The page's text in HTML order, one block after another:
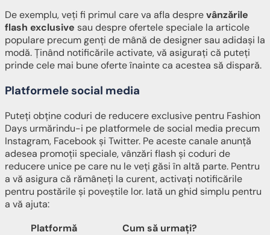
De exemplu, veți fi primul care va afla desprevânzările
flash exclusive sau despre ofertele speciale la articole
populare precum genți de mână de designer sau adidași la
modă. Ținând notificările activate, vă asigurați că puteți
prinde cele mai bune oferte înainte ca acestea să dispară.
Platformele social media
Puteți obține coduri de reducere exclusive pentru Fashion
Days urmărindu-i pe platformele de social media precum
Instagram, Facebook și Twitter. Pe aceste canale anunță
adesea promoții speciale, vânzări flash și coduri de
reducere unice pe care nu le veți găsi în altă parte. Pentru
a vă asigura că rămâneți la curent, activați notificările
pentru postările și poveștile lor. Iată un ghid simplu pentru
a vă ajuta:
Platformă
Cum să urmați?